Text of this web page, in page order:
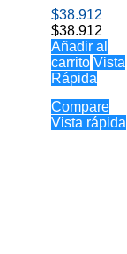
$38.912
$38.912
Añadir al
carrito Vista
Rápida
Compare
Vista rápida